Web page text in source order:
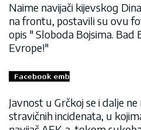
Naime navijači kijevskog
na frontu, postavili su ovu
opis " Sloboda Bojsima. Bad
Evrope!"
Javnost u Grčkoj se i dalje
stravičnih incidenata, u